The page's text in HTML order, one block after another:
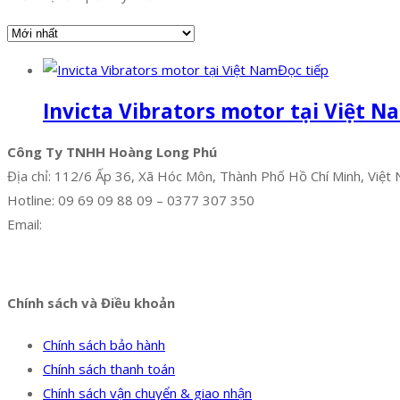
Đọc tiếp
Invicta Vibrators motor tại Việt
Công Ty TNHH Hoàng Long Phú
Địa chỉ: 112/6 Ấp 36, Xã Hóc Môn, Thành Phố Hồ Chí Minh, Việt
Hotline: 09 69 09 88 09 – 0377 307 350
Email:
Chính sách và Điều khoản
Chính sách bảo hành
Chính sách thanh toán
Chính sách vận chuyển & giao nhận